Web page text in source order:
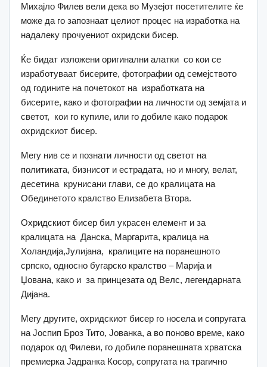
Михајло Филев вели дека во Музејот посетителите ќе
може да го запознаат целиот процес на изработка на
надалеку прочуениот охридски бисер.
Ќе бидат изложени оригинални алатки со кои се
изработуваат бисерите, фотографии од семејството
од годините на почетокот на изработката на
бисерите, како и фотографии на личности од земјата и
светот, кои го купиле, или го добиле како подарок
охридскиот бисер.
Мегу нив се и познати личности од светот на
политиката, бизнисот и естрадата, но и многу, велат,
десетина крунисани глави, се до кралицата на
Обединетото кралство Елизабета Втора.
Охридскиот бисер бил украсен елемент и за
кралицата на Данска, Маргарита, кралица на
Холандија,Јулијана, кралиците на поранешното
српско, односно бугарско кралство – Марија и
Џована, како и за принцезата од Велс, легендарната
Дијана.
Мегу другите, охридскиот бисер го носела и сопругата
на Јоспип Броз Тито, Јованка, а во поново време, како
подарок од Филеви, го добиле поранешната хрватска
премиерка Јадранка Косор, сопругата на трагично